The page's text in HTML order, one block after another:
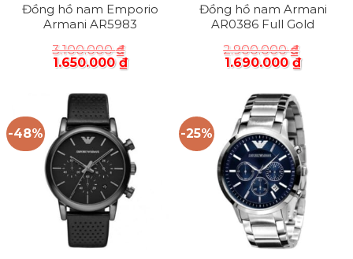
Đồng hồ nam Emporio
Armani AR5983
3.100.000₫
1.650.000₫
Đồng hồ nam Armani
AR0386 Full Gold
2.900.000₫
1.690.000₫
-48% -25%